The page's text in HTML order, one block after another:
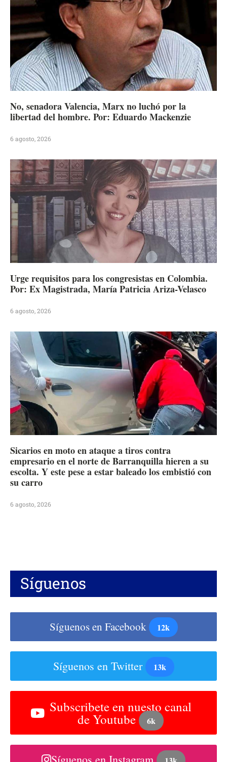
No, senadora Valencia, Marx no luchó por la
libertad del hombre. Por: Eduardo Mackenzie
6 agosto, 2026
Urge requisitos para los congresistas en Colombia.
Por: Ex Magistrada, María Patricia Ariza-Velasco
6 agosto, 2026
Sicarios en moto en ataque a tiros contra
empresario en el norte de Barranquilla hieren a su
escolta. Y este pese a estar baleado los embistió con
su carro
6 agosto, 2026
Síguenos
Síguenos en Facebook 12k
Síguenos en Twitter 13k
Subscribete en nuesto canal
de Youtube 6k